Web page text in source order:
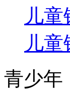
儿
儿
青少年